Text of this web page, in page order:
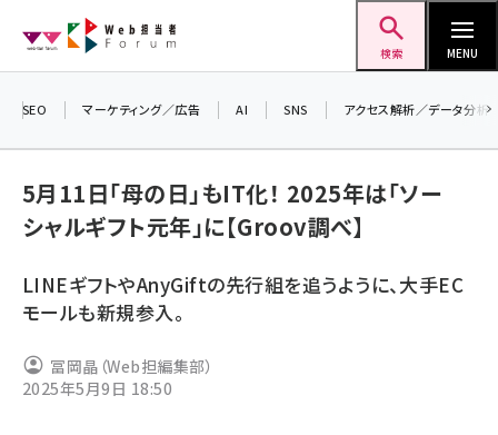
ン
検索 MENU
ai (2818)
note (2320)
SEO マーケティング／広告 AI SNS アクセス解析／データ分析
5月11日「母の日」もIT化！ 2025年は「ソー
シャルギフト元年」に【Groov調べ】
LINEギフトやAnyGiftの先行組を追うように、大手EC
モールも新規参入。
冨岡晶（Web担編集部）
2025年5月9日 18:50